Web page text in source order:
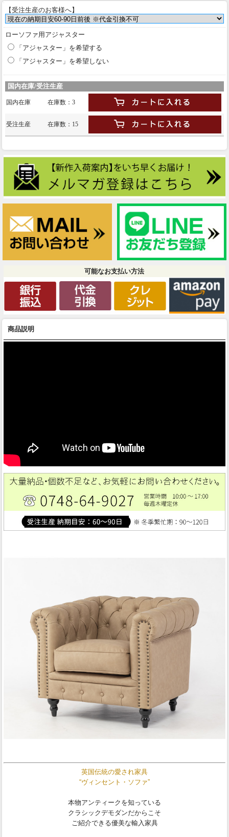
【受注生産のお客様へ】
ローソファ用アジャスター
「アジャスター」を希望する
「アジャスター」を希望しない
国内在庫/受注生産
国内在庫 在庫数：3
受注生産 在庫数：15
可能なお支払い方法
商品説明
英国伝統の愛され家具
“ヴィンセント・ソファ”
本物アンティークを知っている
クラシックデモダンだからこそ
ご紹介できる優美な輸入家具